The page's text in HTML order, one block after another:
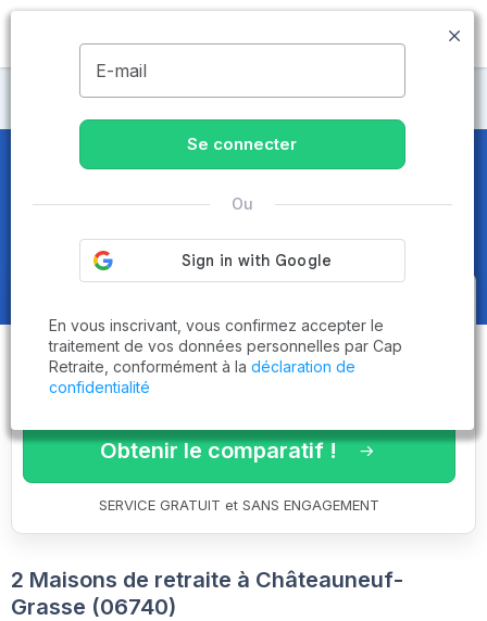
MENU
Maisons de retraite Alpes-Maritimes
Maisons de retraite et EHPAD
Châteauneuf-Grasse (06740)
Obtenez le
comparatif des
établissementsadaptés à vos
critères en 3 minutes !
Obtenir le comparatif !
SERVICE GRATUIT et SANS ENGAGEMENT
2 Maisons de retraite à Châteauneuf-
Grasse (06740)
E-mail
Se connecter
Ou
En vous inscrivant, vous confirmez accepter le
traitement de vos données personnelles par Cap
Retraite, conformément à la déclaration de
confidentialité